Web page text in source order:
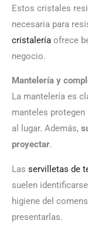
Estos cristales
necesaria para
cristalería ofrece
negocio.
Mantelería y
La mantelería es
manteles
al lugar. Además,
proyectar.
Las servilletas de
suelen
higiene del
presentarlas.